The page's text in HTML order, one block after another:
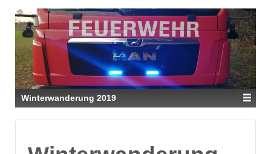
Winterwanderung 2019